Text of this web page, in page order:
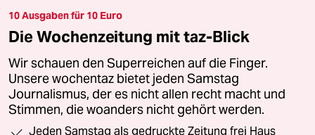
10 Ausgaben für 10 Euro
Die Wochenzeitung mit taz-Blick
Wir schauen den Superreichen auf die Finger.
Unsere wochentaz bietet jeden Samstag
Journalismus, der es nicht allen recht macht und
Stimmen, die woanders nicht gehört werden.
Jeden Samstag als gedruckte Zeitung frei Haus